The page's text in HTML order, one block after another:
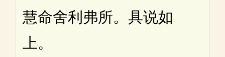
慧命舍利弗所。具说如
上。